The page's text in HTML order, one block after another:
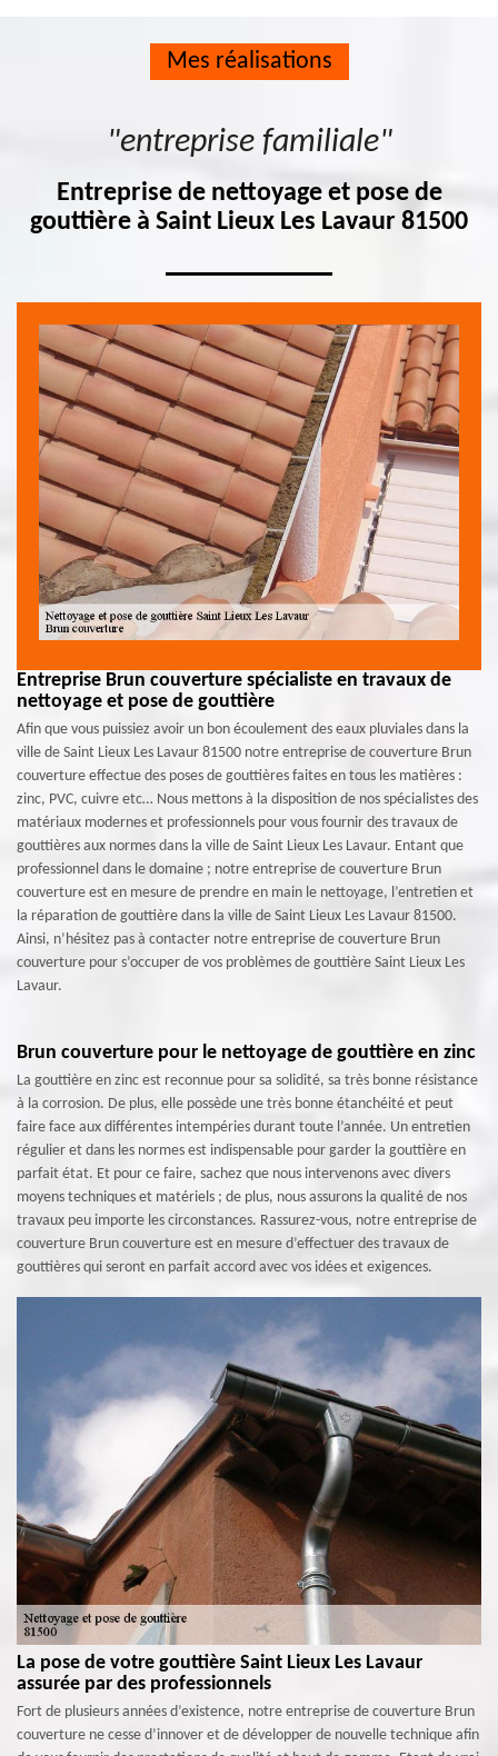
Mes réalisations
"entreprise familiale"
Entreprise de nettoyage et pose de
gouttière à Saint Lieux Les Lavaur 81500
Entreprise Brun couverture spécialiste en travaux de
nettoyage et pose de gouttière
Afin que vous puissiez avoir un bon écoulement des eaux pluviales dans la
ville de Saint Lieux Les Lavaur 81500 notre entreprise de couverture Brun
couverture effectue des poses de gouttières faites en tous les matières :
zinc, PVC, cuivre etc… Nous mettons à la disposition de nos spécialistes des
matériaux modernes et professionnels pour vous fournir des travaux de
gouttières aux normes dans la ville de Saint Lieux Les Lavaur. Entant que
professionnel dans le domaine ; notre entreprise de couverture Brun
couverture est en mesure de prendre en main le nettoyage, l’entretien et
la réparation de gouttière dans la ville de Saint Lieux Les Lavaur 81500.
Ainsi, n’hésitez pas à contacter notre entreprise de couverture Brun
couverture pour s’occuper de vos problèmes de gouttière Saint Lieux Les
Lavaur.
Brun couverture pour le nettoyage de gouttière en zinc
La gouttière en zinc est reconnue pour sa solidité, sa très bonne résistance
à la corrosion. De plus, elle possède une très bonne étanchéité et peut
faire face aux différentes intempéries durant toute l’année. Un entretien
régulier et dans les normes est indispensable pour garder la gouttière en
parfait état. Et pour ce faire, sachez que nous intervenons avec divers
moyens techniques et matériels ; de plus, nous assurons la qualité de nos
travaux peu importe les circonstances. Rassurez-vous, notre entreprise de
couverture Brun couverture est en mesure d’effectuer des travaux de
gouttières qui seront en parfait accord avec vos idées et exigences.
La pose de votre gouttière Saint Lieux Les Lavaur
assurée par des professionnels
Fort de plusieurs années d’existence, notre entreprise de couverture Brun
couverture ne cesse d’innover et de développer de nouvelle technique afin